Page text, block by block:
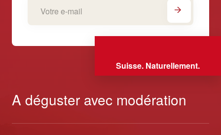
Suisse. Naturellement.
A déguster avec modération